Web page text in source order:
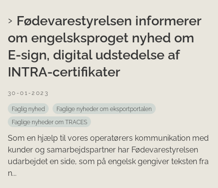
Fødevarestyrelsen informerer
om engelsksproget nyhed om
E-sign, digital udstedelse af
INTRA-certifikater
30-01-2023
Faglig nyhed
Faglige nyheder om eksportportalen
Faglige nyheder om TRACES
Som en hjælp til vores operatørers kommunikation med
kunder og samarbejdspartner har Fødevarestyrelsen
udarbejdet en side, som på engelsk gengiver teksten fra
n...